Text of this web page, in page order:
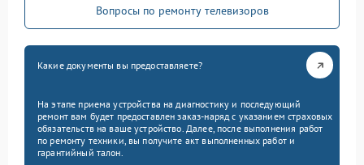
Вопросы по ремонту телевизоров
Какие документы вы предоставляете?
На этапе приема устройства на диагностику и последующий
ремонт вам будет предоставлен заказ-наряд с указанием страховых
обязательств на ваше устройство. Далее, после выполнения работ
по ремонту техники, вы получите акт выполненных работ и
гарантийный талон.